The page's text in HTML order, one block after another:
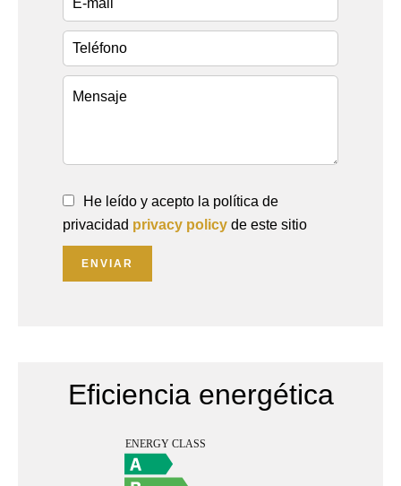
He leído y acepto la política de
privacidad privacy policy de este sitio
ENVIAR
Eficiencia energética